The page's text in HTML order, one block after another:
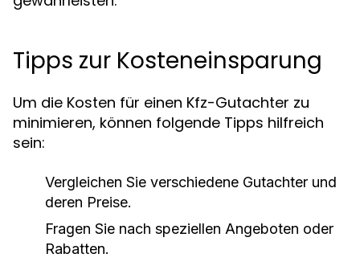
Tipps zur Kosteneinsparung
Um die Kosten für einen Kfz-Gutachter zu
minimieren, können folgende Tipps hilfreich
sein:
Vergleichen Sie verschiedene Gutachter und
deren Preise.
Fragen Sie nach speziellen Angeboten oder
Rabatten.